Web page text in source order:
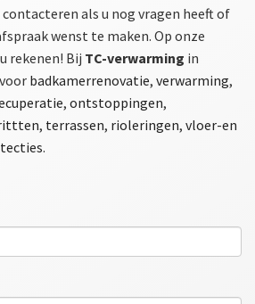
als u nog vragen heeft of
wenst te maken. Op onze
rekenen! Bij TC-verwarming in
badkamerrenovatie, verwarming,
, ontstoppingen,
, terrassen, rioleringen, vloer-en
.